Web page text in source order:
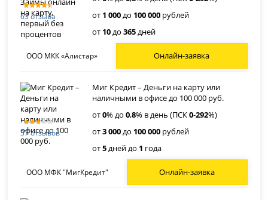
63 отзыва
от 1 000до 100 000 рублей
от 10до365дней
ООО МКК «Алистар» Онлайн-заявка
37 отзывов
Миг Кредит – Деньги на карту или
наличными в офисе до 100 000 руб.
от0% до0,8% в день (ПСК0-292%)
от3 000до 100 000 рублей
от5дней до 1 года
ООО МФК "МигКредит" Онлайн-заявка